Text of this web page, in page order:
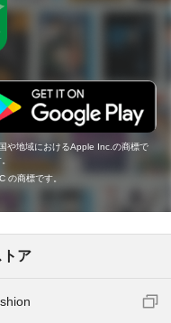
や地域におけるApple Inc.の商標で
の商標です。
ア